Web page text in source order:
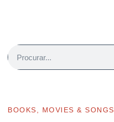
BOOKS, MOVIES & SONGS